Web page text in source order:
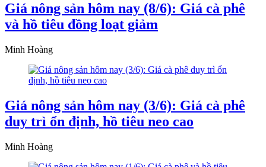
Giá nông sản hôm nay (8/6): Giá cà phê
và hồ tiêu đồng loạt giảm
Minh Hoàng
Giá nông sản hôm nay (3/6): Giá cà phê
duy trì ổn định, hồ tiêu neo cao
Minh Hoàng